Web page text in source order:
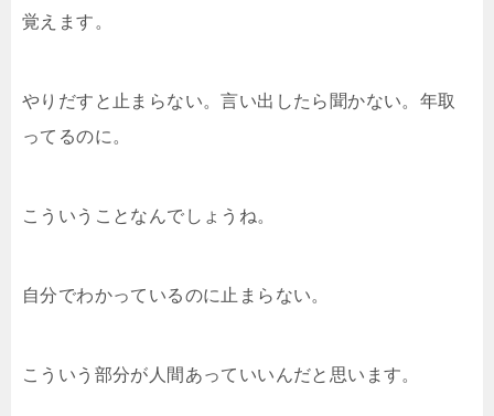
覚えます。
やりだすと止まらない。言い出したら聞かない。年取
ってるのに。
こういうことなんでしょうね。
自分でわかっているのに止まらない。
こういう部分が人間あっていいんだと思います。